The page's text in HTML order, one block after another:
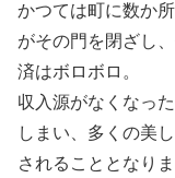
かつては町に数か
がその門を閉ざし
済はボロボロ。
収入源がなくなっ
しまい、多くの美
されることとなりま